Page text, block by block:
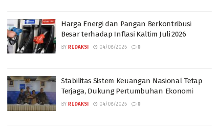
Harga Energi dan Pangan Berkontribusi
Besar terhadap Inflasi Kaltim Juli 2026
BY REDAKSI 04/08/2026 0
Stabilitas Sistem Keuangan Nasional Tetap
Terjaga, Dukung Pertumbuhan Ekonomi
BY REDAKSI 04/08/2026 0